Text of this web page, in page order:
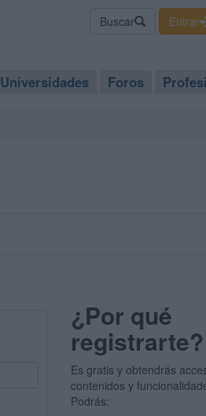
Buscar Entrar
Universidades Foros
¿Por qué
registrarte?
Es gratis y obtendrás
contenidos y
Podrás: